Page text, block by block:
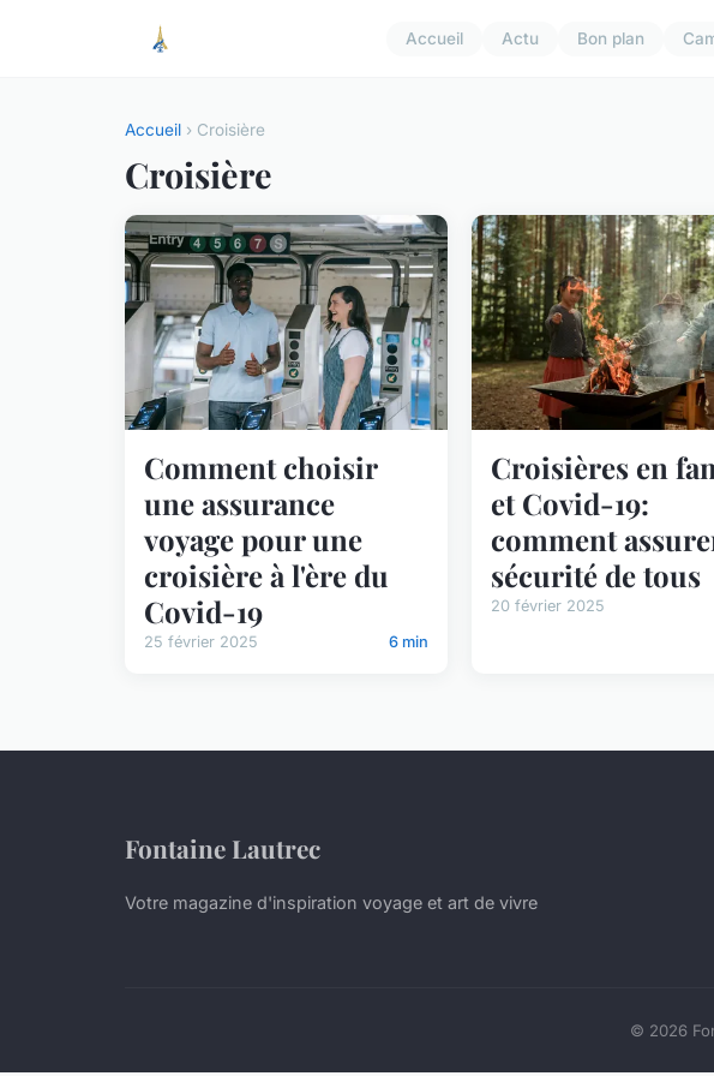
Accueil Actu Bon plan
Accueil › Croisière
Croisière
Comment choisir
une assurance
voyage pour une
croisière à l'ère du
Covid-19
25 février 2025 6 min
Croisières en
et Covid-19:
comment
sécurité de tous
20 février 2025
Fontaine Lautrec
Votre magazine d'inspiration voyage et art de vivre
© 2026